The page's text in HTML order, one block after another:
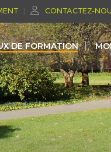
CONTACTEZ-
DE FORMATION